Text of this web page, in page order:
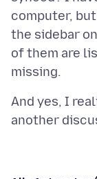
computer,
the sidebar
of them are
And yes, I